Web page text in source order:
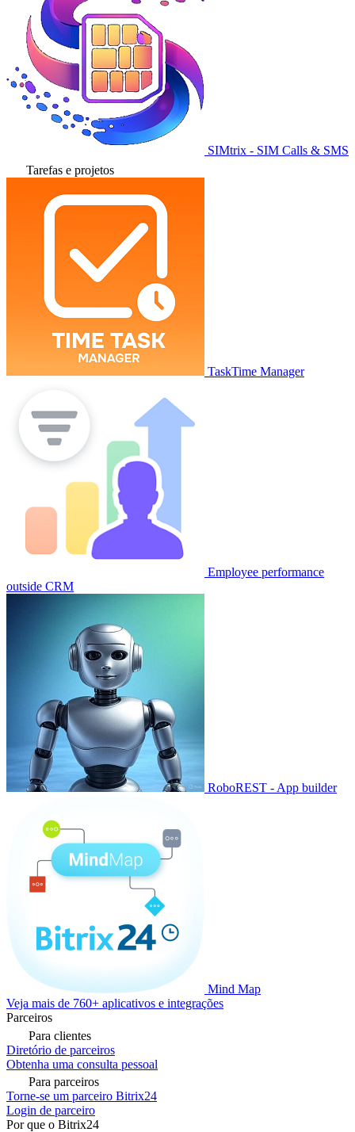
SIMtrix - SIM Calls & SMS
Tarefas e projetos
TaskTime Manager
Employee performance
outside CRM
RoboREST - App builder
Mind Map
Veja mais de 760+ aplicativos e integrações
Parceiros
Para clientes
Diretório de parceiros
Obtenha uma consulta pessoal
Para parceiros
Torne-se um parceiro Bitrix24
Login de parceiro
Por que o Bitrix24